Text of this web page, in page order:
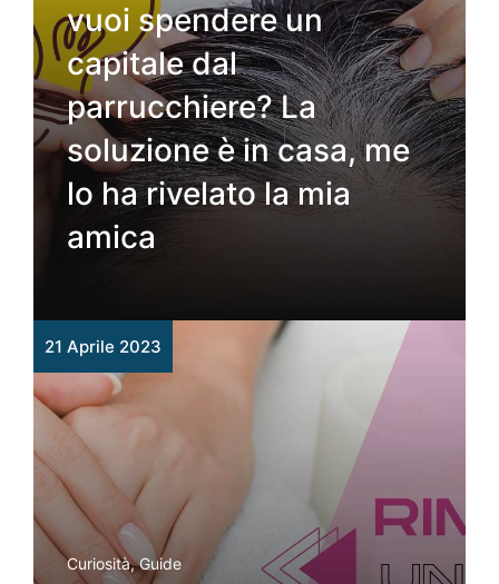
vuoi spendere un
capitale dal
parrucchiere? La
soluzione è in casa, me
lo ha rivelato la mia
amica
21 Aprile 2023
Curiosità,Guide